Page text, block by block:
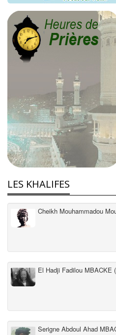
LES KHALIFES
Cheikh Mouhammadou
El Hadji Fadilou MBACKE
Serigne Abdoul Ahad